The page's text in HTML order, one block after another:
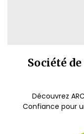
Société
Découvrez
Confiance pour